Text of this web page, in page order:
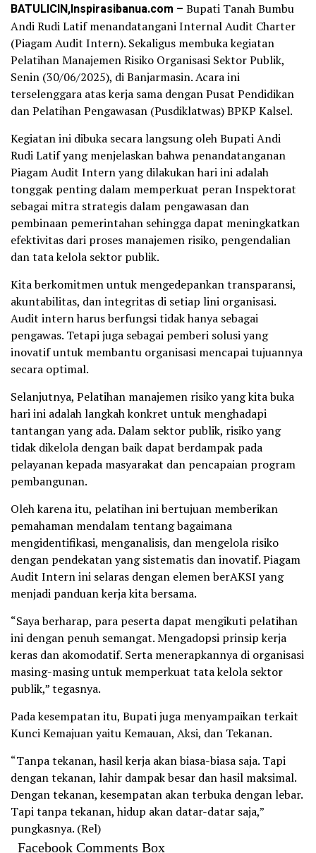
BATULICIN,Inspirasibanua.com – Bupati Tanah Bumbu
Andi Rudi Latif menandatangani Internal Audit Charter
(Piagam Audit Intern). Sekaligus membuka kegiatan
Pelatihan Manajemen Risiko Organisasi Sektor Publik,
Senin (30/06/2025), di Banjarmasin. Acara ini
terselenggara atas kerja sama dengan Pusat Pendidikan
dan Pelatihan Pengawasan (Pusdiklatwas) BPKP Kalsel.
Kegiatan ini dibuka secara langsung oleh Bupati Andi
Rudi Latif yang menjelaskan bahwa penandatanganan
Piagam Audit Intern yang dilakukan hari ini adalah
tonggak penting dalam memperkuat peran Inspektorat
sebagai mitra strategis dalam pengawasan dan
pembinaan pemerintahan sehingga dapat meningkatkan
efektivitas dari proses manajemen risiko, pengendalian
dan tata kelola sektor publik.
Kita berkomitmen untuk mengedepankan transparansi,
akuntabilitas, dan integritas di setiap lini organisasi.
Audit intern harus berfungsi tidak hanya sebagai
pengawas. Tetapi juga sebagai pemberi solusi yang
inovatif untuk membantu organisasi mencapai tujuannya
secara optimal.
Selanjutnya, Pelatihan manajemen risiko yang kita buka
hari ini adalah langkah konkret untuk menghadapi
tantangan yang ada. Dalam sektor publik, risiko yang
tidak dikelola dengan baik dapat berdampak pada
pelayanan kepada masyarakat dan pencapaian program
pembangunan.
Oleh karena itu, pelatihan ini bertujuan memberikan
pemahaman mendalam tentang bagaimana
mengidentifikasi, menganalisis, dan mengelola risiko
dengan pendekatan yang sistematis dan inovatif. Piagam
Audit Intern ini selaras dengan elemen berAKSI yang
menjadi panduan kerja kita bersama.
“Saya berharap, para peserta dapat mengikuti pelatihan
ini dengan penuh semangat. Mengadopsi prinsip kerja
keras dan akomodatif. Serta menerapkannya di organisasi
masing-masing untuk memperkuat tata kelola sektor
publik,” tegasnya.
Pada kesempatan itu, Bupati juga menyampaikan terkait
Kunci Kemajuan yaitu Kemauan, Aksi, dan Tekanan.
“Tanpa tekanan, hasil kerja akan biasa-biasa saja. Tapi
dengan tekanan, lahir dampak besar dan hasil maksimal.
Dengan tekanan, kesempatan akan terbuka dengan lebar.
Tapi tanpa tekanan, hidup akan datar-datar saja,”
pungkasnya. (Rel)
Facebook Comments Box